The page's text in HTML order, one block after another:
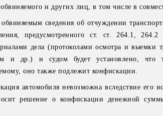
и других лиц, в том числе в
сведения об отчуждении
предусмотренного ст. ст. 264.1,
дела (протоколами осмотра и выемки
и др.) и судом будет установлено, что
оно также подлежит конфискации.
автомобиля невозможна вследствие его
решение о конфискации денежной суммы,